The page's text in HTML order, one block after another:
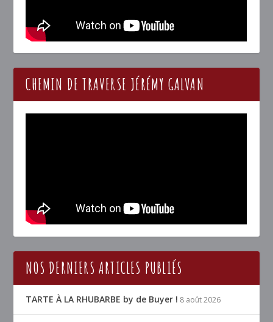
CHEMIN DE TRAVERSE JÉRÉMY GALVAN
NOS DERNIERS ARTICLES PUBLIÉS
TARTE À LA RHUBARBE by de Buyer ! 8 août 2026